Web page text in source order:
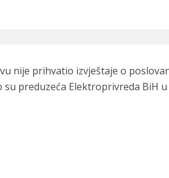
nije prihvatio izvještaje o
su preduzeća Elektroprivreda BiH u